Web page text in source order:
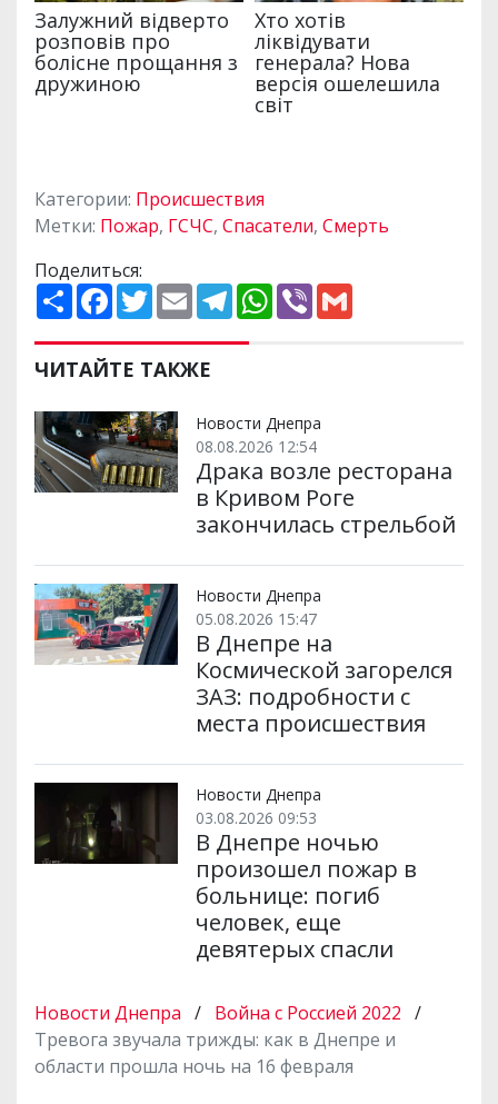
Категории: Происшествия
Метки: Пожар, ГСЧС, Спасатели, Смерть
Поделиться:
П
о
и
р
и
и
F
a
e
b
o
k
T
w
t
t
e
E
m
i
l
T
e
e
m
W
h
p
V
ЧИТАЙТЕ ТАКЖЕ
Новости Днепра
08.08.2026 12:54
Драка возле ресторана
в Кривом Роге
закончилась стрельбой
Новости Днепра
05.08.2026 15:47
В Днепре на
Космической загорелся
ЗАЗ: подробности с
места происшествия
Новости Днепра
03.08.2026 09:53
В Днепре ночью
произошел пожар в
больнице: погиб
человек, еще
девятерых спасли
Новости Днепра / Война с Россией 2022 /
Тревога звучала трижды: как в Днепре и
области прошла ночь на 16 февраля